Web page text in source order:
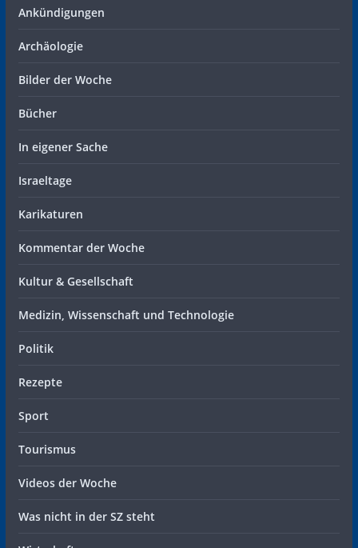
Ankündigungen
Archäologie
Bilder der Woche
Bücher
In eigener Sache
Israeltage
Karikaturen
Kommentar der Woche
Kultur & Gesellschaft
Medizin, Wissenschaft und Technologie
Politik
Rezepte
Sport
Tourismus
Videos der Woche
Was nicht in der SZ steht